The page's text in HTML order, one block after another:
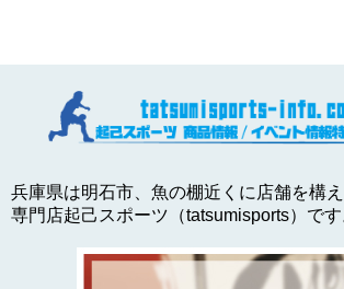
兵庫県は明石市、魚の棚近くに店舗を構
専門店起己スポーツ（tatsumisports）です